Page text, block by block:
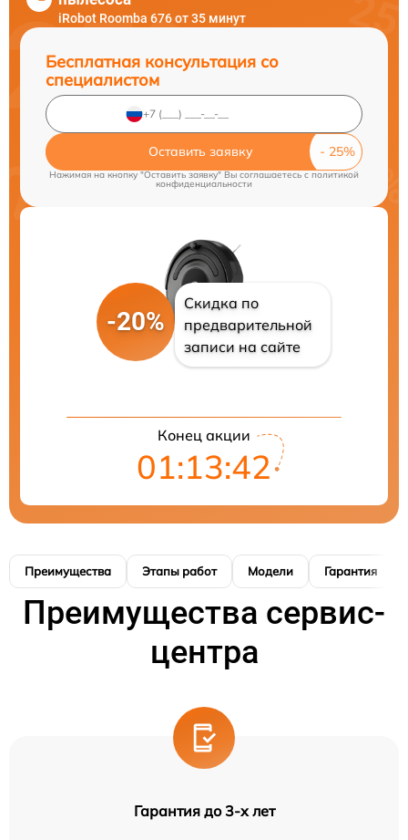
iRobot Roomba 676 от 35 минут
Бесплатная консультация со
специалистом
Оставить заявку
Нажимая на кнопку "Оставить заявку" Вы соглашаетесь cполитикой
конфиденциальности
-20%
Скидка по
предварительной
записи на сайте
Конец акции
01:13:40
Преимущества Этапы работ Модели Гарантия
Преимущества сервис-
центра
Гарантия до 3-х лет